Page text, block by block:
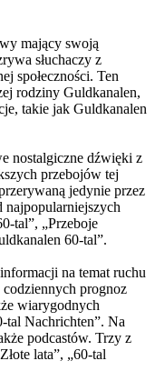
mający swoją
słuchaczy z
społeczności. Ten
rodziny Guldkanalen,
takie jak Guldkanalen
nostalgiczne dźwięki z
przebojów tej
jedynie przez
tal”, „Przeboje
60-tal”.
na temat ruchu
prognoz
wiarygodnych
tal Nachrichten”. Na
podcastów. Trzy z
lata”, „60-tal